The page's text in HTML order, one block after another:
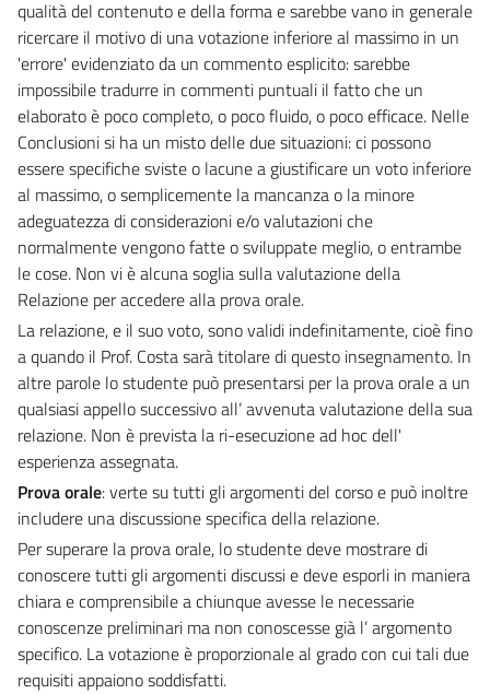
qualità del contenuto e della forma e sarebbe vano in generale
ricercare il motivo di una votazione inferiore al massimo in un
'errore' evidenziato da un commento esplicito: sarebbe
impossibile tradurre in commenti puntuali il fatto che un
elaborato è poco completo, o poco fluido, o poco efficace. Nelle
Conclusioni si ha un misto delle due situazioni: ci possono
essere specifiche sviste o lacune a giustificare un voto inferiore
al massimo, o semplicemente la mancanza o la minore
adeguatezza di considerazioni e/o valutazioni che
normalmente vengono fatte o sviluppate meglio, o entrambe
le cose. Non vi è alcuna soglia sulla valutazione della
Relazione per accedere alla prova orale.
La relazione, e il suo voto, sono validi indefinitamente, cioè fino
a quando il Prof. Costa sarà titolare di questo insegnamento. In
altre parole lo studente può presentarsi per la prova orale a un
qualsiasi appello successivo all’ avvenuta valutazione della sua
relazione. Non è prevista la ri-esecuzione ad hoc dell'
esperienza assegnata.
Prova orale: verte su tutti gli argomenti del corso e può inoltre
includere una discussione specifica della relazione.
Per superare la prova orale, lo studente deve mostrare di
conoscere tutti gli argomenti discussi e deve esporli in maniera
chiara e comprensibile a chiunque avesse le necessarie
conoscenze preliminari ma non conoscesse già l’ argomento
specifico. La votazione è proporzionale al grado con cui tali due
requisiti appaiono soddisfatti.